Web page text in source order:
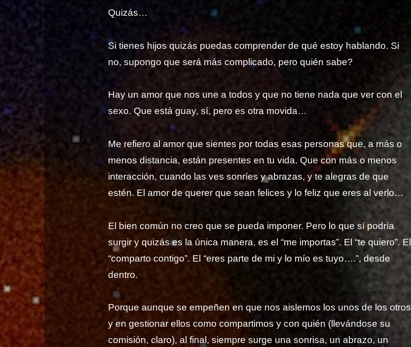
Quizás…
Si tienes hijos quizás puedas comprender de qué estoy hablando. Si
no, supongo que será más complicado, pero quién sabe?
Hay un amor que nos une a todos y que no tiene nada que ver con el
sexo. Que está guay, sí, pero es otra movida…
Me refiero al amor que sientes por todas esas personas que, a más o
menos distancia, están presentes en tu vida. Que con más o menos
interacción, cuando las ves sonríes y abrazas, y te alegras de que
estén. El amor de querer que sean felices y lo feliz que eres al verlo…
El bien común no creo que se pueda imponer. Pero lo que sí podría
surgir y quizás es la única manera, es el “me importas”. El “te quiero”. El
“comparto contigo”. El “eres parte de mi y lo mío es tuyo….”, desde
dentro.
Porque aunque se empeñen en que nos aislemos los unos de los otros
y en gestionar ellos como compartimos y con quién (llevándose su
comisión, claro), al final, siempre surge una sonrisa, un abrazo, un